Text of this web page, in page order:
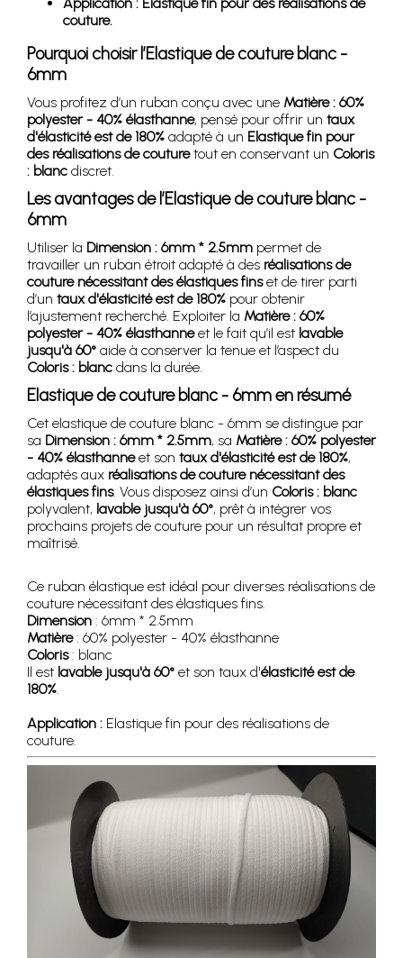
couture.
Pourquoi choisir l’Elastique de couture blanc -
6mm
Vous profitez d’un ruban conçu avec une Matière : 60%
polyester - 40% élasthanne, pensé pour offrir un taux
d'élasticité est de 180% adapté à un Elastique fin pour
des réalisations de couturetout en conservant un Coloris
: blanc discret.
Les avantages de l’Elastique de couture blanc -
6mm
Utiliser la Dimension : 6mm * 2.5mm permet de
travailler un ruban étroit adapté à des réalisations de
couture nécessitant des élastiques finset de tirer parti
d’un taux d'élasticité est de 180% pour obtenir
l’ajustement recherché. Exploiter la Matière : 60%
polyester - 40% élasthanneet le fait qu’il est lavable
jusqu'à 60° aide à conserver la tenue et l’aspect du
Coloris : blanc dans la durée.
Elastique de couture blanc - 6mm en résumé
Cet elastique de couture blanc - 6mm se distingue par
sa Dimension : 6mm * 2.5mm, sa Matière : 60% polyester
- 40% élasthanneet son taux d'élasticité est de 180%,
adaptés aux réalisations de couture nécessitant des
élastiques fins. Vous disposez ainsi d’un Coloris : blanc
polyvalent, lavable jusqu'à 60°, prêt à intégrer vos
prochains projets de couture pour un résultat propre et
maîtrisé.
Ce ruban élastique est idéal pour diverses réalisations de
couture nécessitant des élastiques fins.
Dimension : 6mm * 2.5mm
Matière: 60% polyester - 40% élasthanne
Coloris: blanc
Il est lavable jusqu'à 60° et son taux d'élasticité est de
180%
Application : Elastique fin pour des réalisations de
couture.